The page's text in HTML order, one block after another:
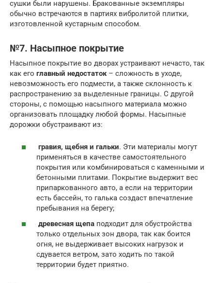
сушки были нарушены. Бракованные экземпляры
обычно встречаются в партиях вибролитой плитки,
изготовленной кустарным способом.
№7. Насыпное покрытие
Насыпное покрытие во дворах устраивают нечасто, так
как его главный недостаток– сложность в уходе,
невозможность его подмести, а также склонность к
распространению за выделенные границы. С другой
стороны, с помощью насыпного материала можно
организовать площадку любой формы. Насыпные
дорожки обустраивают из:
гравия, щебня и гальки. Эти материалы могут
применяться в качестве самостоятельного
покрытия или комбинироваться с каменными и
бетонными плитами. Покрытие выдержит вес
припаркованного авто, а если на территории
есть бассейн, то галька создаст впечатление
пребывания на берегу;
древесная щепа подходит для обустройства
только отдельных зон двора, так как боится
огня, не выдерживает высоких нагрузок и
сдувается ветром, зато ходить по такой
территории будет приятно.